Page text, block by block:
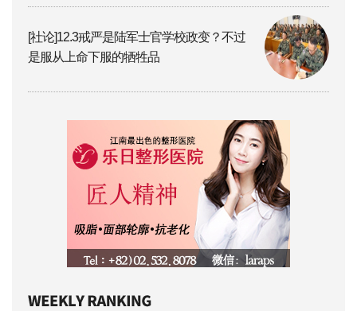
[社论]12.3戒严是陆军士官学校政变？不过
是服从上命下服的牺牲品